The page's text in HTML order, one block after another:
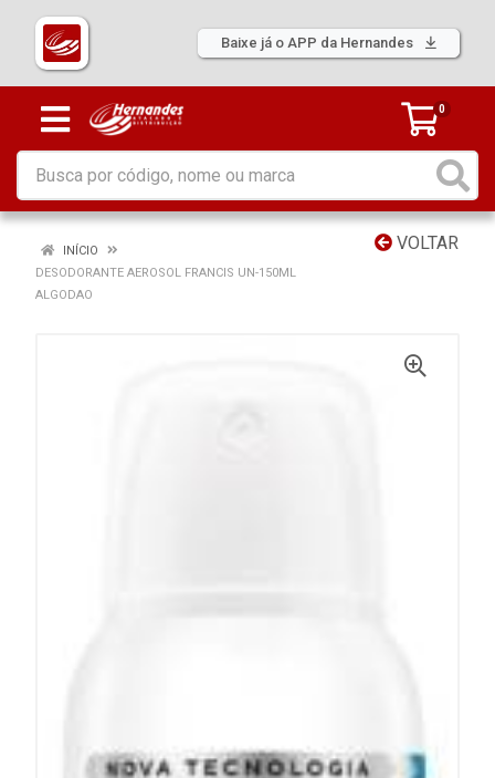
Baixe já o APP da Hernandes
0
VOLTAR
INÍCIO
DESODORANTE AEROSOL FRANCIS UN-150ML
ALGODAO